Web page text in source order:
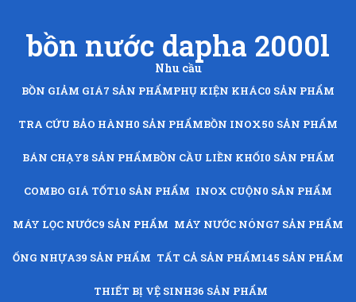
bồn nước dapha 2000l
Nhu cầu
BỒN GIẢM GIÁ7 SẢN PHẨMPHỤ KIỆN KHÁC0 SẢN PHẨM
TRA CỨU BẢO HÀNH0 SẢN PHẨMBỒN INOX50 SẢN PHẨM
BÁN CHẠY8 SẢN PHẨMBỒN CẦU LIỀN KHỐI0 SẢN PHẨM
COMBO GIÁ TỐT10 SẢN PHẨM INOX CUỘN0 SẢN PHẨM
MÁY LỌC NƯỚC9 SẢN PHẨM MÁY NƯỚC NÓNG7 SẢN PHẨM
ỐNG NHỰA39 SẢN PHẨM TẤT CẢ SẢN PHẨM145 SẢN PHẨM
THIẾT BỊ VỆ SINH36 SẢN PHẨM